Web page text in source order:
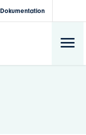
Dokumentation